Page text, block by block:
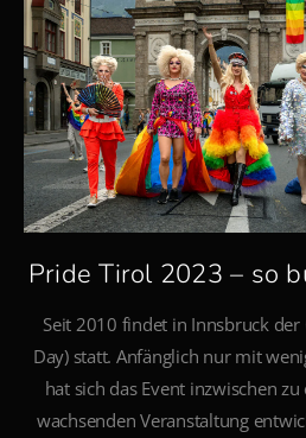
Pride Tirol 2023 – so
Seit 2010 findet in Innsbruck der
Day) statt. Anfänglich nur mit
hat sich das Event inzwischen
wachsenden Veranstaltung